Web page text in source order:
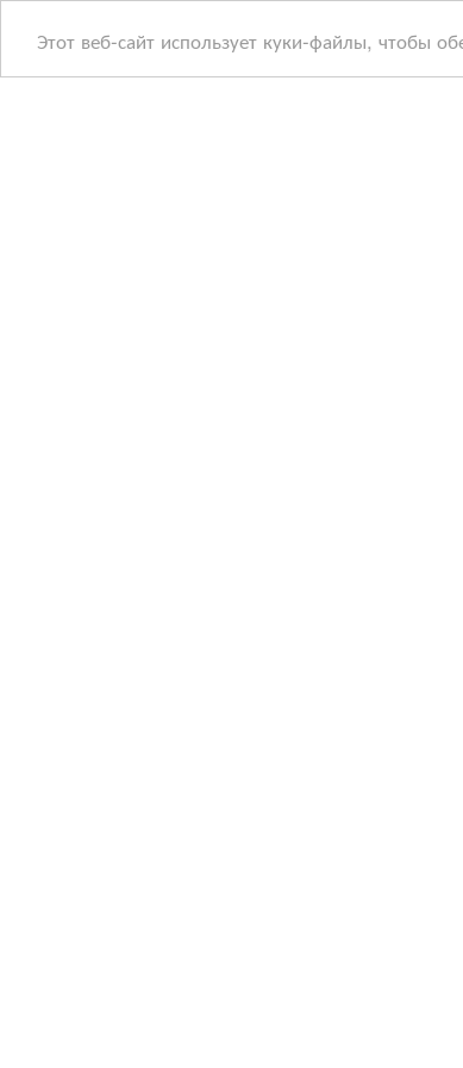
Этот веб-сайт использует куки-файлы, чтобы